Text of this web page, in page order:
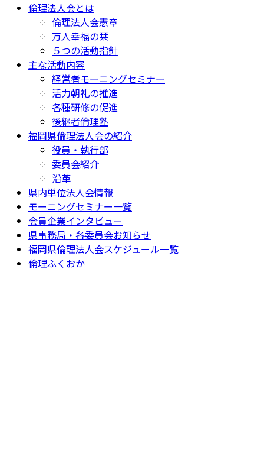
倫理法人会とは
倫理法人会憲章
万人幸福の栞
５つの活動指針
主な活動内容
経営者モーニングセミナー
活力朝礼の推進
各種研修の促進
後継者倫理塾
福岡県倫理法人会の紹介
役員・執行部
委員会紹介
沿革
県内単位法人会情報
モーニングセミナー一覧
会員企業インタビュー
県事務局・各委員会お知らせ
福岡県倫理法人会スケジュール一覧
倫理ふくおか